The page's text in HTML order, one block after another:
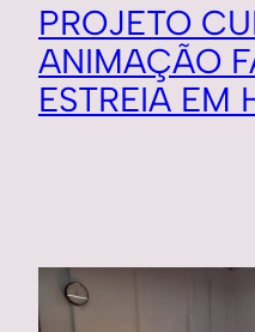
PROJETO
ANIMAÇÃO
ESTREIA EM